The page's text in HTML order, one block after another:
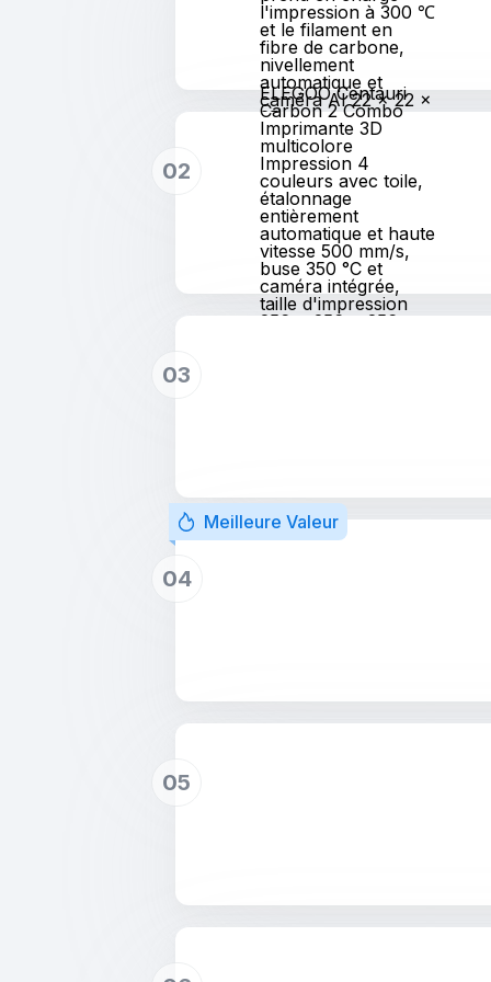
l'impression à 300 ℃
et le filament en
fibre de carbone,
nivellement
automatique et
caméra AI 22 x 22 x
25 cm
02
ELEGOO Centauri
Carbon 2 Combo
Imprimante 3D
multicolore
Impression 4
couleurs avec toile,
étalonnage
entièrement
automatique et haute
vitesse 500 mm/s,
buse 350 °C et
caméra intégrée,
taille d'impression
256 x 256 x 256 mm
03
Meilleure Valeur
04
05